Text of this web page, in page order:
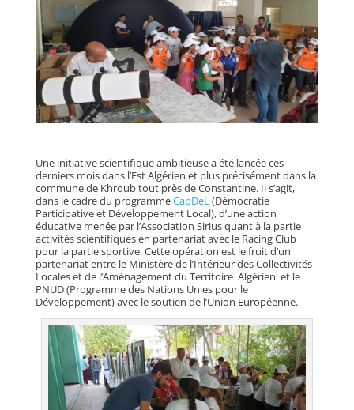
Une initiative scientifique ambitieuse a été lancée ces
derniers mois dans l’Est Algérien et plus précisément dans la
commune de Khroub tout près de Constantine. Il s’agit,
dans le cadre du programmeCapDeL (Démocratie
Participative et Développement Local), d’une action
éducative menée par l’Association Sirius quant à la partie
activités scientifiques en partenariat avec le Racing Club
pour la partie sportive. Cette opération est le fruit d’un
partenariat entre le Ministère de l’Intérieur des Collectivités
Locales et de l’Aménagement du Territoire Algérien et le
PNUD (Programme des Nations Unies pour le
Développement) avec le soutien de l’Union Européenne.